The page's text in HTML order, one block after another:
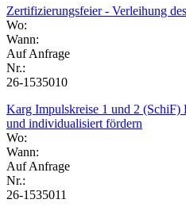
Zertifizierungsfeier - Verleihung
Wo:
Wann:
Auf Anfrage
Nr.:
26-1535010
Karg Impulskreise 1 und 2 (SchiF)
und individualisiert fördern
Wo:
Wann:
Auf Anfrage
Nr.:
26-1535011